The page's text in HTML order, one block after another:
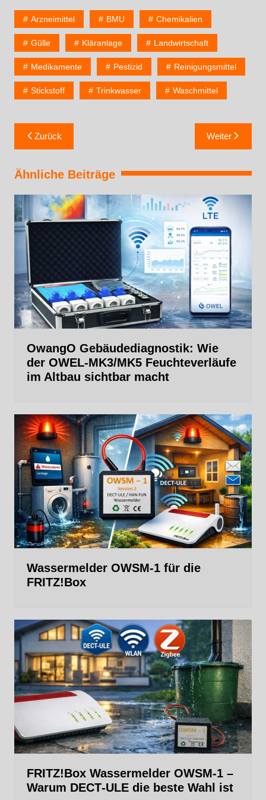
Arzneimittel BMU Chemikalien
Gülle Kläranlage Landwirtschaft
Medikamente Pestizid Reinigungsmittel
Stickstoff Trinkwasser Waschmittel
Zurück Weiter
Ähnliche Beiträge
OwangO Gebäudediagnostik: Wie
der OWEL‑MK3/MK5 Feuchteverläufe
im Altbau sichtbar macht
Wassermelder OWSM‑1 für die
FRITZ!Box
FRITZ!Box Wassermelder OWSM-1 –
Warum DECT‑ULE die beste Wahl ist